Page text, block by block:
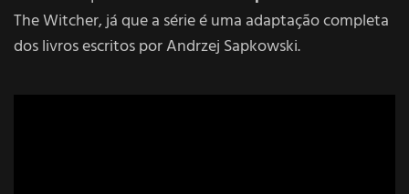
The Witcher, já que a série é uma adaptação completa
dos livros escritos por Andrzej Sapkowski.